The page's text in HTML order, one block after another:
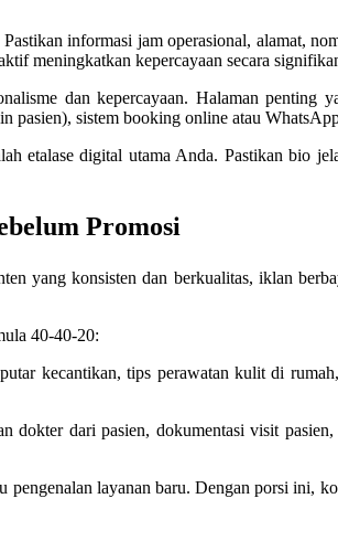
informasi jam operasional, alamat,
meningkatkan kepercayaan secara
dan kepercayaan. Halaman
pasien), sistem booking online atau
etalase digital utama Anda. Pastikan bio
Promosi
yang konsisten dan berkualitas, iklan
40-40-20:
kecantikan, tips perawatan kulit di
dokter dari pasien, dokumentasi visit
pengenalan layanan baru. Dengan porsi ini,